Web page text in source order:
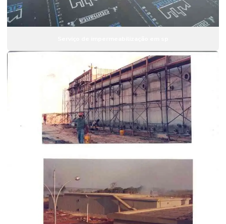
Impermeabilização de paredes
Impermeabilização de piscinas
Impermeabilização de piscinas de alvenaria
Impermeabilização de piscinas de concreto
Impermeabilização de reservatório de água
Impermeabilização de reservatórios
Impermeabilização de tanques
Impermeabilização em telhados com poliuretano
Impermeabilização de telhados sp
Impermeabilização de telhas